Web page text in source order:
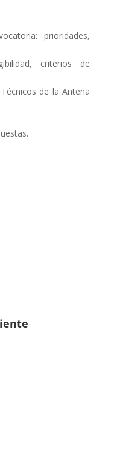
prioridades,
criterios de
de la Antena